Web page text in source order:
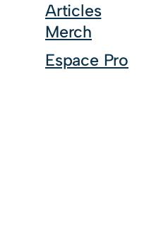
Articles
Merch
Espace Pro